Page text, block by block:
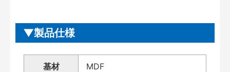
製品仕様
基材 MDF